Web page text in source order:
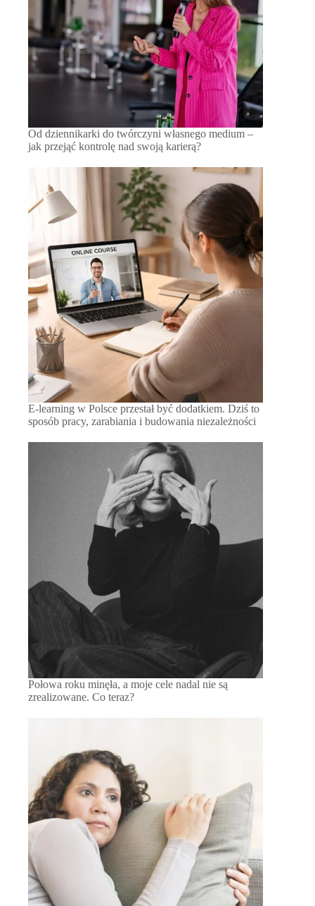
Od dziennikarki do twórczyni własnego medium –
jak przejąć kontrolę nad swoją karierą?
E-learning w Polsce przestał być dodatkiem. Dziś to
sposób pracy, zarabiania i budowania niezależności
Połowa roku minęła, a moje cele nadal nie są
zrealizowane. Co teraz?